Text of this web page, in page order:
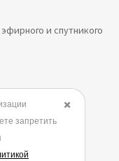
и спутникого
данных
программами
✖️
запретить